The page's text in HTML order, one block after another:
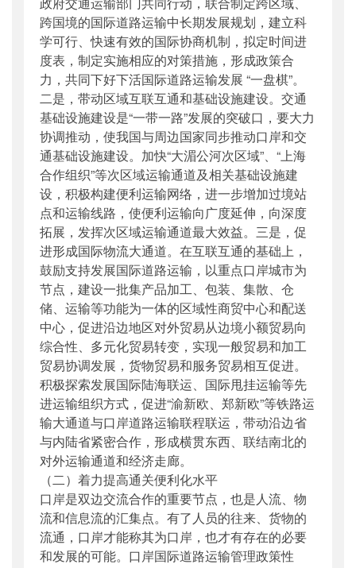
跨国境的国际道路运输中长期发展规划，建立科
学可行、快速有效的国际协商机制，拟定时间进
度表，制定实施相应的对策措施，形成政策合
力，共同下好下活国际道路运输发展 “一盘棋”。
二是，带动区域互联互通和基础设施建设。交通
基础设施建设是“一带一路”发展的突破口，要大力
协调推动，使我国与周边国家同步推动口岸和交
通基础设施建设。加快“大湄公河次区域”、“上海
合作组织”等次区域运输通道及相关基础设施建
设，积极构建便利运输网络，进一步增加过境站
点和运输线路，使便利运输向广度延伸，向深度
拓展，发挥次区域运输通道最大效益。三是，促
进形成国际物流大通道。在互联互通的基础上，
鼓励支持发展国际道路运输，以重点口岸城市为
节点，建设一批集产品加工、包装、集散、仓
储、运输等功能为一体的区域性商贸中心和配送
中心，促进沿边地区对外贸易从边境小额贸易向
综合性、多元化贸易转变，实现一般贸易和加工
贸易协调发展，货物贸易和服务贸易相互促进。
积极探索发展国际陆海联运、国际甩挂运输等先
进运输组织方式，促进“渝新欧、郑新欧”等铁路运
输大通道与口岸道路运输联程联运，带动沿边省
与内陆省紧密合作，形成横贯东西、联结南北的
对外运输通道和经济走廊。
（二）着力提高通关便利化水平
口岸是双边交流合作的重要节点，也是人流、物
流和信息流的汇集点。有了人员的往来、货物的
流通，口岸才能称其为口岸，也才有存在的必要
和发展的可能。口岸国际道路运输管理政策性